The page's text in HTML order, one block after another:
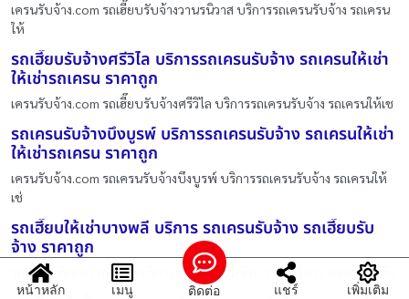
เครนรับจ้าง.com รถเฮี๊ยบรับจ้างวานรนิวาส บริการรถเครนรับจ้าง รถเครน
ให้
รถเฮี๊ยบรับจ้างศรีวิไล บริการรถเครนรับจ้าง รถเครนให้เช่า
ให้เช่ารถเครน ราคาถูก
เครนรับจ้าง.com รถเฮี๊ยบรับจ้างศรีวิไล บริการรถเครนรับจ้าง รถเครนให้เช
รถเครนรับจ้างบึงบูรพ์ บริการรถเครนรับจ้าง รถเครนให้เช่า
ให้เช่ารถเครน ราคาถูก
เครนรับจ้าง.com รถเครนรับจ้างบึงบูรพ์ บริการรถเครนรับจ้าง รถเครนให้
เช่
รถเฮี๊ยบให้เช่าบางพลี บริการ รถเครนรับจ้าง รถเฮี๊ยบรับ
จ้าง ราคาถูก
รถเฮี๊ยบให้เช่าบางพลี ให้บริการโดย เครนรับจ้าง.com บริการ รถเครนรับจ้า
หน้าหลัก เมนู ติดต่อ แชร์ เพิ่มเติม